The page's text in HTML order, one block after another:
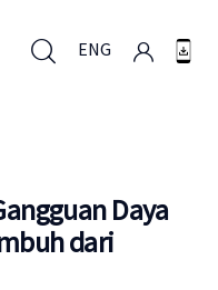
ENG
Daya
dari